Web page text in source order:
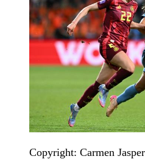
Copyright: Carmen